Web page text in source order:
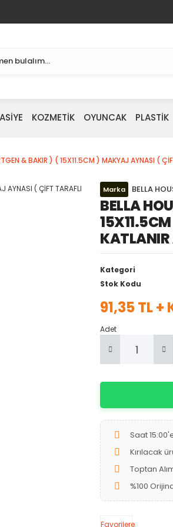
KOZMETİK OYUNCAK PLASTİK
& BAKIR ) ( 15X11.5CM ) MAKYAJ AYNASI (
Marka BELLA
BELLA
Kategori
Stok Kodu
91,35 TL +
Adet
Saat
Kırılacak
Toptan
%100
Favorilere